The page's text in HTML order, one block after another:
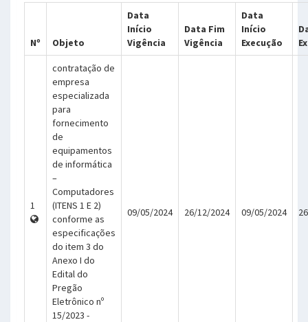
Nº Objeto
Data
Início
Vigência
Data Fim
Vigência
Data
Início
Execução
1
contratação de
empresa
especializada
para
fornecimento
de
equipamentos
de informática
–
Computadores
(ITENS 1 E 2)
conforme as
especificações
do item 3 do
Anexo I do
Edital do
Pregão
Eletrônico nº
15/2023 -
09/05/2024 26/12/2024 09/05/2024